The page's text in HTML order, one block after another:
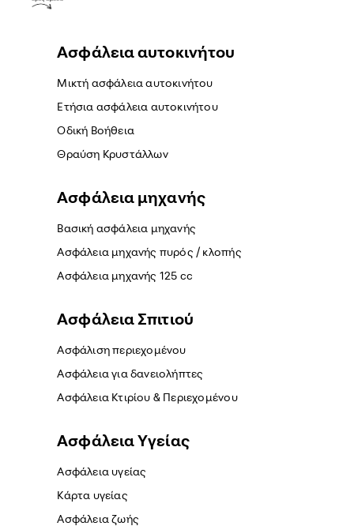
Ασφάλεια αυτοκινήτου
Μικτή ασφάλεια αυτοκινήτου
Ετήσια ασφάλεια αυτοκινήτου
Οδική Βοήθεια
Θραύση Κρυστάλλων
Ασφάλεια μηχανής
Βασική ασφάλεια μηχανής
Ασφάλεια μηχανής πυρός / κλοπής
Ασφάλεια μηχανής 125 cc
Ασφάλεια Σπιτιού
Ασφάλιση περιεχομένου
Ασφάλεια για δανειολήπτες
Ασφάλεια Κτιρίου & Περιεχομένου
Ασφάλεια Yγείας
Ασφάλεια υγείας
Κάρτα υγείας
Ασφάλεια ζωής